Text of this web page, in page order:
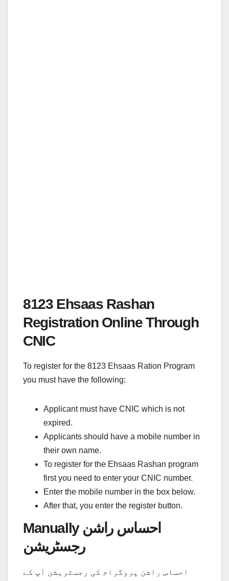
8123 Ehsaas Rashan
Registration Online Through
CNIC
To register for the 8123 Ehsaas Ration Program
you must have the following:
Applicant must have CNIC which is not
expired.
Applicants should have a mobile number in
their own name.
To register for the Ehsaas Rashan program
first you need to enter your CNIC number.
Enter the mobile number in the box below.
After that, you enter the register button.
Manually احساس راشن
رجسٹریشن
احساس راشن پروگرام کی رجسٹریشن آپ کے